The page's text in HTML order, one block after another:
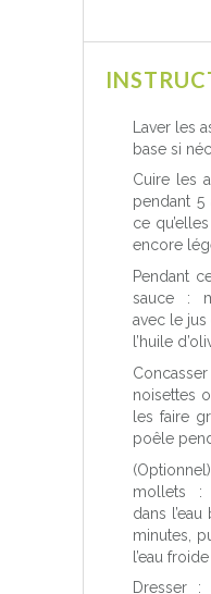
Laver les
base si
Cuire les
pendant 5
ce
encore
Pendant
sauce :
avec le jus
l’huile
noisettes
les faire
poêle
mollets
dans
minutes,
l’eau
Dresser